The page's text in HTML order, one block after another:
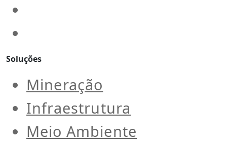
Soluções
Mineração
Infraestrutura
Meio Ambiente